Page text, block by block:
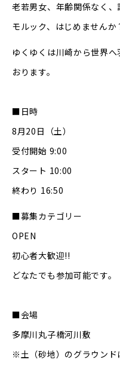
老若男女、年齢関係なく
モルック、はじめませんか
ゆくゆくは川崎から世界
おります。
■日時
8月20日（土）
受付開始 9:00
スタート 10:00
終わり 16:50
■募集カテゴリー
OPEN
初心者大歓迎!!
どなたでも参加可能です。
■会場
多摩川丸子橋河川敷
※土（砂地）のグラウンド